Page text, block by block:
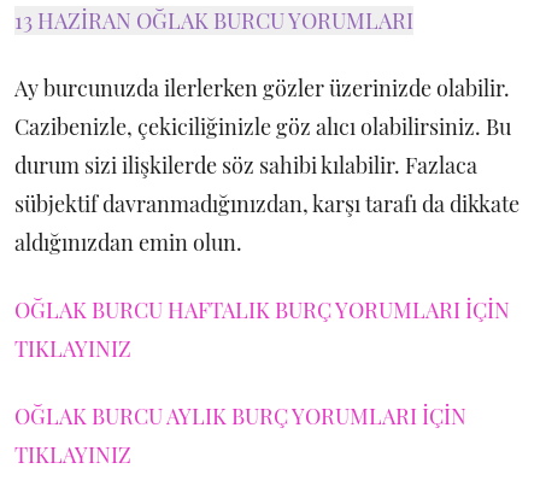
13 HAZİRAN OĞLAK BURCU YORUMLARI
Ay burcunuzda ilerlerken gözler üzerinizde olabilir.
Cazibenizle, çekiciliğinizle göz alıcı olabilirsiniz. Bu
durum sizi ilişkilerde söz sahibi kılabilir. Fazlaca
sübjektif davranmadığınızdan, karşı tarafı da dikkate
aldığınızdan emin olun.
OĞLAK BURCU HAFTALIK BURÇ YORUMLARI İÇİN
TIKLAYINIZ
OĞLAK BURCU AYLIK BURÇ YORUMLARI İÇİN
TIKLAYINIZ